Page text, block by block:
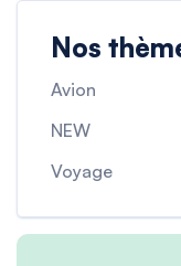
Nos
Avion
NEW
Voyage